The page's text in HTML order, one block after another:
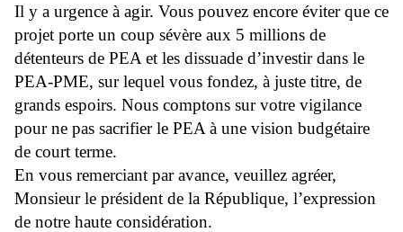
Il y a urgence à agir. Vous pouvez encore éviter que ce
projet porte un coup sévère aux 5 millions de
détenteurs de PEA et les dissuade d’investir dans le
PEA-PME, sur lequel vous fondez, à juste titre, de
grands espoirs. Nous comptons sur votre vigilance
pour ne pas sacrifier le PEA à une vision budgétaire
de court terme.
En vous remerciant par avance, veuillez agréer,
Monsieur le président de la République, l’expression
de notre haute considération.